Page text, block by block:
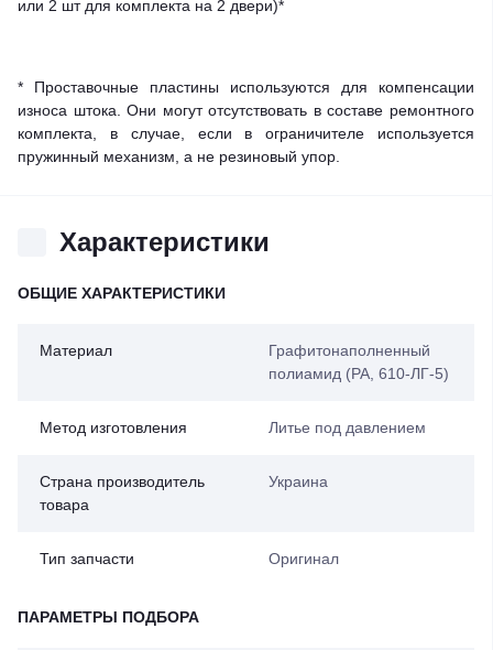
или 2 шт для комплекта на 2 двери)*
* Проставочные пластины используются для компенсации
износа штока. Они могут отсутствовать в составе ремонтного
комплекта, в случае, если в ограничителе используется
пружинный механизм, а не резиновый упор.
Характеристики
ОБЩИЕ ХАРАКТЕРИСТИКИ
Материал
Графитонаполненный
полиамид (PA, 610-ЛГ-5)
Метод изготовления Литье под давлением
Страна производитель
товара
Украина
Тип запчасти Оригинал
ПАРАМЕТРЫ ПОДБОРА